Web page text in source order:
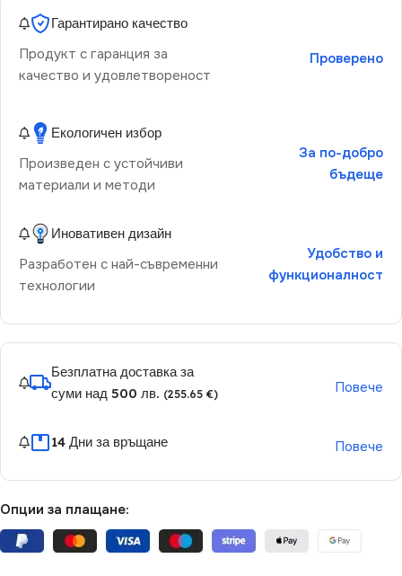
Гарантирано качество
Продукт с гаранция за
качество и удовлетвореност
Проверено
Екологичен избор
Произведен с устойчиви
материали и методи
За по-добро
бъдеще
Иновативен дизайн
Разработен с най-съвременни
технологии
Удобство и
функционалност
Безплатна доставка за
суми над 500 лв. (255.65 €) Повече
14 Дни за връщане Повече
Опции за плащане: